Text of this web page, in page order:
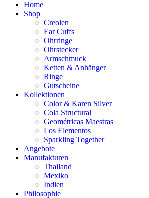
Home
Shop
Creolen
Ear Cuffs
Ohrringe
Ohrstecker
Armschmuck
Ketten & Anhänger
Ringe
Gutscheine
Kollektionen
Color & Karen Silver
Cola Structural
Geométricas Maestras
Los Elementos
Sparkling Together
Angebote
Manufakturen
Thailand
Mexiko
Indien
Philosophie